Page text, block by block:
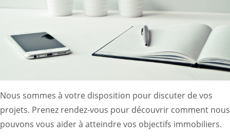
Nous sommes à votre disposition pour discuter de vos
projets. Prenez rendez-vous pour découvrir comment nous
pouvons vous aider à atteindre vos objectifs immobiliers.